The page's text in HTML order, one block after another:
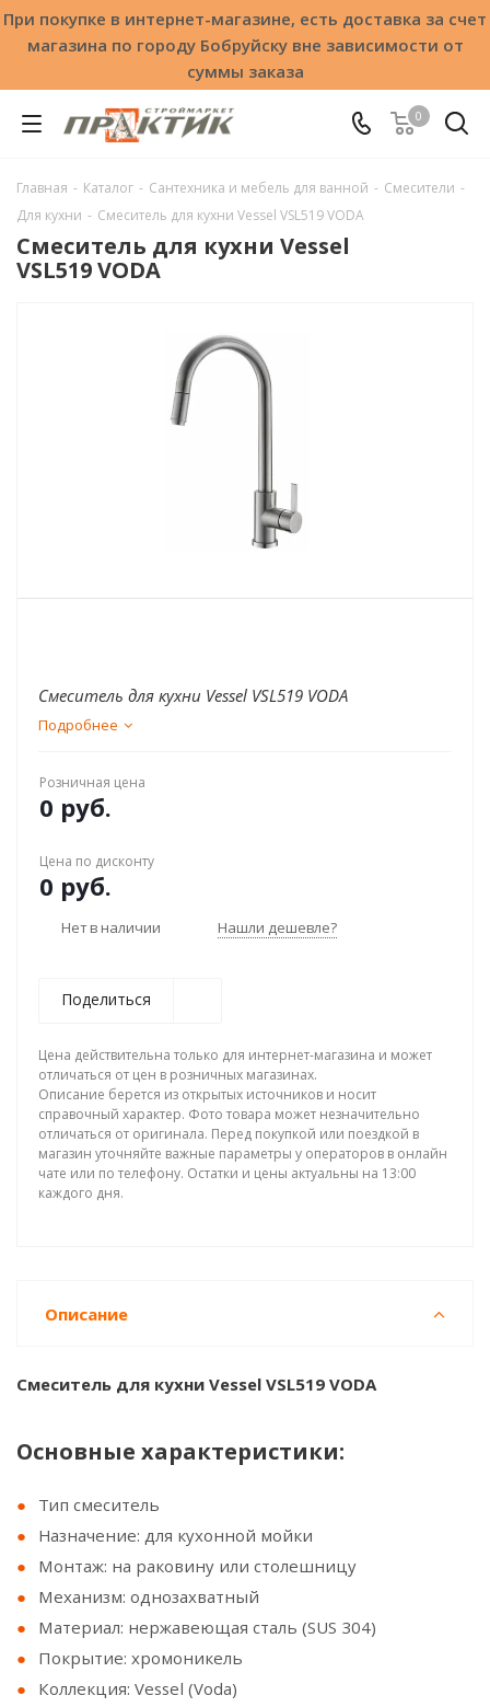
При покупке в интернет-магазине, есть доставка за счет
магазина по городу Бобруйску вне зависимости от
суммы заказа
0
Главная - Каталог - Сантехника и мебель для ванной - Смесители -
Для кухни - Смеситель для кухни Vessel VSL519 VODA
Смеситель для кухни Vessel
VSL519 VODA
Смеситель для кухни Vessel VSL519 VODA
Подробнее
Розничная цена
0 руб.
Цена по дисконту
0 руб.
Нет в наличии Нашли дешевле?
Поделиться
Цена действительна только для интернет-магазина и может
отличаться от цен в розничных магазинах.
Описание берется из открытых источников и носит
справочный характер. Фото товара может незначительно
отличаться от оригинала. Перед покупкой или поездкой в
магазин уточняйте важные параметры у операторов в онлайн
чате или по телефону. Остатки и цены актуальны на 13:00
каждого дня.
Описание
Смеситель для кухни Vessel VSL519 VODA
Основные характеристики:
Тип смеситель
Назначение: для кухонной мойки
Монтаж: на раковину или столешницу
Механизм: однозахватный
Материал: нержавеющая сталь (SUS 304)
Покрытие: хромоникель
Коллекция: Vessel (Voda)